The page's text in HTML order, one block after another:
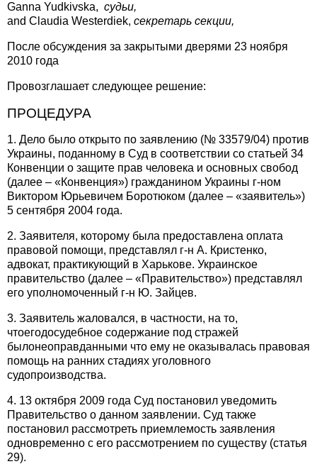
Ganna Yudkivska, судьи,
and Claudia Westerdiek, секретарь секции,
После обсуждения за закрытыми дверями 23 ноября
2010 года
Провозглашает следующее решение:
ПРОЦЕДУРА
1. Дело было открыто по заявлению (№ 33579/04) против
Украины, поданному в Суд в соответствии со статьей 34
Конвенции о защите прав человека и основных свобод
(далее – «Конвенция») гражданином Украины г-ном
Виктором Юрьевичем Боротюком (далее – «заявитель»)
5 сентября 2004 года.
2. Заявителя, которому была предоставлена оплата
правовой помощи, представлял г-н А. Кристенко,
адвокат, практикующий в Харькове. Украинское
правительство (далее – «Правительство») представлял
его уполномоченный г-н Ю. Зайцев.
3. Заявитель жаловался, в частности, на то,
чтоегодосудебное содержание под стражей
былонеоправданными что ему не оказывалась правовая
помощь на ранних стадиях уголовного
судопроизводства.
4. 13 октября 2009 года Суд постановил уведомить
Правительство о данном заявлении. Суд также
постановил рассмотреть приемлемость заявления
одновременно с его рассмотрением по существу (статья
29).